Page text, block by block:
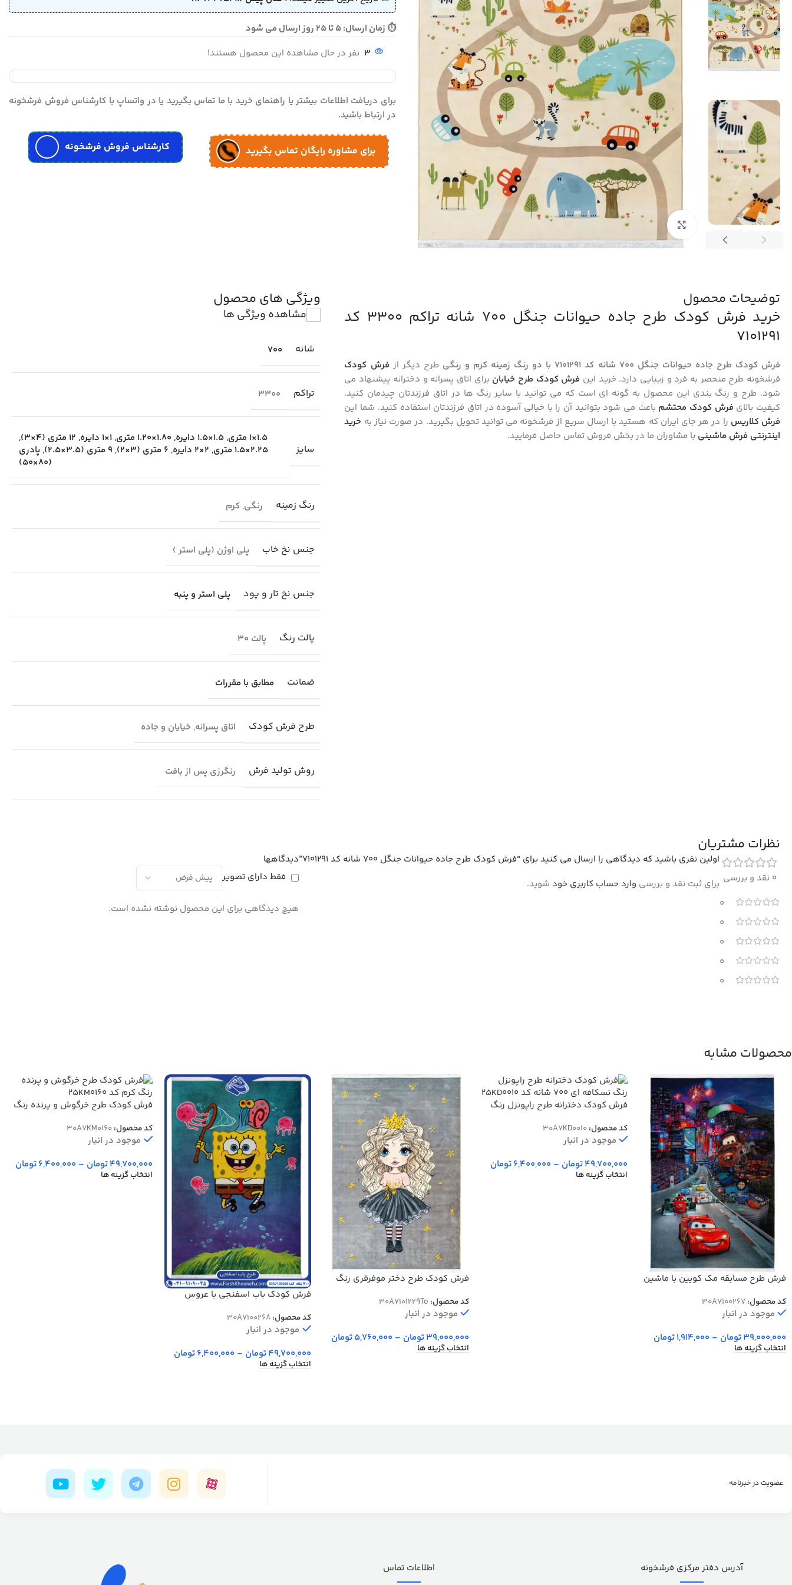
بزرگنمایی تصویر
⏱ زمان ارسال: 5 تا 25 روز ارسال می شود
3 نفر در حال مشاهده این محصول هستند!
برای دریافت اطلاعات بیشتر یا راهنمای خرید با ما تماس بگیرید یا در واتساپ با کارشناس فروش فرشخونه
در ارتباط باشید.
برای مشاوره رایگان تماس بگیرید کارشناس فروش فرشخونه
توضیحات محصول
خرید فرش کودک طرح جاده حیوانات جنگل 700 شانه تراکم 3300 کد
7101291
فرش کودک طرح جاده حیوانات جنگل 700 شانه کد 7101291 با دو رنگ زمینه کرم و رنگی طرح دیگر از فرش کودک
فرشخونه طرح منحصر به فرد و زیبایی دارد. خرید این فرش کودک طرح خیابان برای اتاق پسرانه و دخترانه پیشنهاد می
شود. طرح و رنگ بندی این محصول به گونه ای است که می توانید با سایر رنگ ها در اتاق فرزندتان چیدمان کنید.
کیفیت بالای فرش کودک محتشم باعث می شود بتوانید آن را با خیالی آسوده در اتاق فرزندتان استفاده کنید. شما این
فرش کلاریس را در هر جای ایران که هستید با ارسال سریع از فرشخونه می توانید تحویل بگیرید. در صورت نیاز به خرید
اینترنتی فرش ماشینی با مشاوران ما در بخش فروش تماس حاصل فرمایید.
ویژگی های محصول
مشاهده ویژگی ها
شانه 700
تراکم 3300
سایز
1.5×1 متری ,1.5×1.5 دایره , 1.80×1.20 متری ,1×1 دایره , 12 متری (4×3)
,
2.25×1.5 متری
, 2×2 دایره , 6 متری (3×2) , 9 متری (3.5×2.5) ,پادری
(80×50)
رنگ زمینه رنگی, کرم
جنس نخ خاب پلی اوژن (پلی استر )
جنس نخ تار و پود پلی استر و پنبه
پالت رنگ پالت 30
ضمانت مطابق با مقررات
طرح فرش کودک اتاق پسرانه, خیایان و جاده
روش تولید فرش رنگرزی پس از بافت
نظرات مشتریان
0 نقد و بررسی
0
0
0
0
0
دیدگاهها
فقط دارای تصویر
هیچ دیدگاهی برای این محصول نوشته نشده است.
اولین نفری باشید که دیدگاهی را ارسال می کنید برای “فرش کودک طرح جاده حیوانات جنگل 700 شانه کد 7101291”
برای ثبت نقد و بررسی وارد حساب کاربری خود شوید.
محصولات مشابه
فرش طرح مسابقه مک کویین با ماشین
کد محصول:30A7100267
موجود در انبار
39,000,000تومان –
1,914,000تومان
انتخاب گزینه ها
فرش کودک دخترانه طرح راپونزل رنگ
کد محصول:30A7KD0010
موجود در انبار
49,700,000تومان –
6,400,000تومان
انتخاب گزینه ها
فرش کودک طرح دختر موفرفری رنگ
کد محصول: 30A7101229To
موجود در انبار
39,000,000تومان –
5,760,000تومان
انتخاب گزینه ها
فرش کودک باب اسفنجی با عروس
کد محصول:30A7100268
موجود در انبار
49,700,000تومان –
6,400,000تومان
انتخاب گزینه ها
فرش کودک طرح خرگوش و پرنده رنگ
کد محصول:30A7KM0160
موجود در انبار
49,700,000تومان –
6,400,000تومان
انتخاب گزینه ها
عضویت در خبرنامه
آدرس دفتر مرکزی فرشخونه اطلاعات تماس